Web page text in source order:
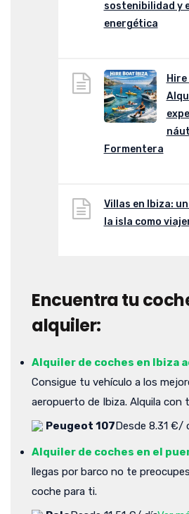
sostenibilidad y
energética
Formentera
Villas en Ibiza:
la isla como
Encuentra tu
alquiler:
Alquiler de coches en Ibiza
Consigue tu vehículo a los
aeropuerto de Ibiza. Alquila con
Peugeot 107Desde 8.31 €/
Alquiler de coches en el
llegas por barco no te
coche para ti.